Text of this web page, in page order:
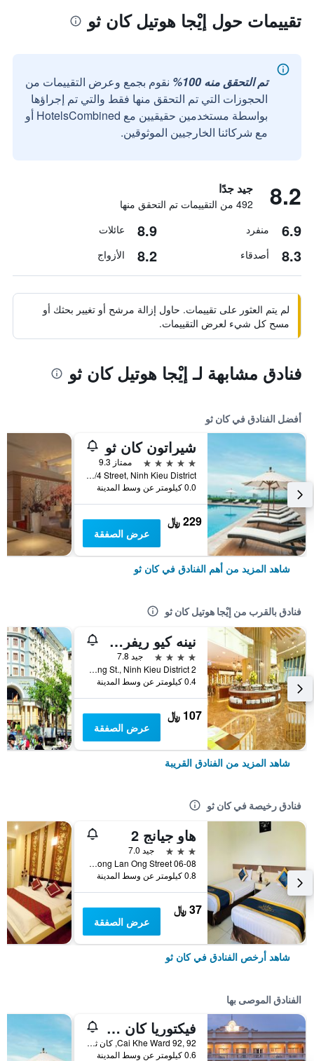
تقييمات حول إيْجا هوتيل كان ثو
تم التحقق منه 100%
نقوم بجمع وعرض التقييمات من
الحجوزات التي تم التحقق منها فقط والتي تم إجراؤها
بواسطة مستخدمين حقيقيين مع HotelsCombined أو
مع شركائنا الخارجيين الموثوقين.
8.2 جيد جدًا
492 من التقييمات تم التحقق منها
6.9 منفرد 8.9 عائلات
8.3 أصدقاء 8.2 الأزواج
لم يتم العثور على تقييمات. حاول إزالة مرشح أو تغيير بحثك أو
مسح كل شيء لعرض التقييمات.
فنادق مشابهة لـ إيْجا هوتيل كان ثو
أفضل الفنادق في كان ثو
شيراتون كان ثو
5 نجوم
ممتاز 9.3
No. 209, 30/4 Street, Ninh Kieu District, كان ثو, فيتنام
0.0 كيلومتر عن وسط المدينة
229 ﷼
عرض الصفقة
شاهد المزيد من أهم الفنادق في كان ثو
فنادق بالقرب من إيْجا هوتيل كان ثو
نينه كيو ريفرسايد هوتل
4 نجوم
جيد 7.8
2 Hai Ba Trung St., Ninh Kieu District, كان ثو, فيتنام
0.4 كيلومتر عن وسط المدينة
107 ﷼
عرض الصفقة
شاهد المزيد من الفنادق القريبة
فنادق رخيصة في كان ثو
هاو جيانج 2
3 نجوم
جيد 7.0
06-08 Hai Thuong Lan Ong Street, كان ثو, فيتنام
0.8 كيلومتر عن وسط المدينة
37 ﷼
عرض الصفقة
شاهد أرخص الفنادق في كان ثو
الفنادق الموصى بها
فيكتوريا كان ثو ريزورت
Cai Khe Ward 92, 92, كان ثو, فيتنام
0.6 كيلومتر عن وسط المدينة